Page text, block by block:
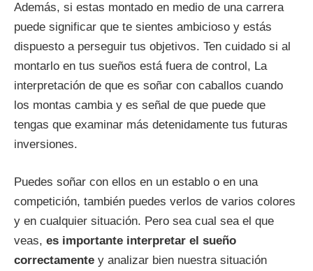
Además, si estas montado en medio de una carrera
puede significar que te sientes ambicioso y estás
dispuesto a perseguir tus objetivos. Ten cuidado si al
montarlo en tus sueños está fuera de control, La
interpretación de que es soñar con caballos cuando
los montas cambia y es señal de que puede que
tengas que examinar más detenidamente tus futuras
inversiones.
Puedes soñar con ellos en un establo o en una
competición, también puedes verlos de varios colores
y en cualquier situación. Pero sea cual sea el que
veas, es importante interpretar el sueño
correctamente y analizar bien nuestra situación